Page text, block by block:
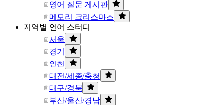
영어 질문 게시판
메모리 크리스마스
지역별 언어 스터디
서울
경기
인천
대전/세종/충청
대구/경북
부산/울산/경남